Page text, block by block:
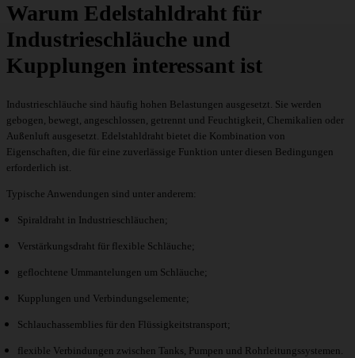
Warum Edelstahldraht für
Industrieschläuche und
Kupplungen interessant ist
Industrieschläuche sind häufig hohen Belastungen ausgesetzt. Sie werden
gebogen, bewegt, angeschlossen, getrennt und Feuchtigkeit, Chemikalien oder
Außenluft ausgesetzt. Edelstahldraht bietet die Kombination von
Eigenschaften, die für eine zuverlässige Funktion unter diesen Bedingungen
erforderlich ist.
Typische Anwendungen sind unter anderem:
Spiraldraht in Industrieschläuchen;
Verstärkungsdraht für flexible Schläuche;
geflochtene Ummantelungen um Schläuche;
Kupplungen und Verbindungselemente;
Schlauchassemblies für den Flüssigkeitstransport;
flexible Verbindungen zwischen Tanks, Pumpen und Rohrleitungssystemen.